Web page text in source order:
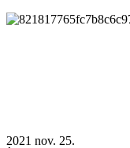
2021 nov. 25.